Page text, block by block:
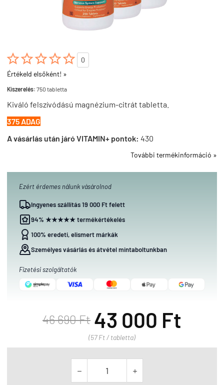

0
Értékeld elsőként! »
Kiszerelés: 750 tabletta
Kiváló felszívódású magnézium-citrát tabletta.
375 ADAG
A vásárlás után járó VITAMIN+ pontok: 430
További termékinformáció »
Ezért érdemes nálunk vásárolnod
Ingyenes szállítás 19 000 Ft felett
94% ★★★★★ termékértékelés
100% eredeti, elismert márkák
Személyes vásárlás és átvétel mintaboltunkban
Fizetési szolgáltatók
46 690 Ft 43 000 Ft
(57 Ft / tabletta)
 